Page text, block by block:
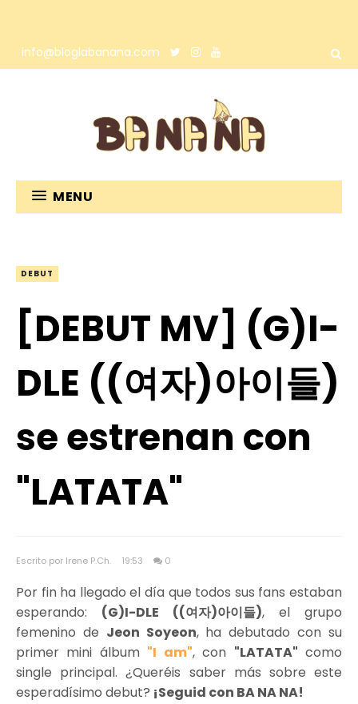
info@bloglabanana.com
MENU
DEBUT
[DEBUT MV] (G)I-
DLE ((여자)아이들)
se estrenan con
"LATATA"
Escrito por Irene P.Ch. 19:53 0
Por fin ha llegado el día que todos sus fans estaban
esperando: (G)I-DLE ((여자)아이들), el grupo
femenino de Jeon Soyeon, ha debutado con su
primer mini álbum "I am", con "LATATA" como
single principal. ¿Queréis saber más sobre este
esperadísimo debut? ¡Seguid con BA NA NA!